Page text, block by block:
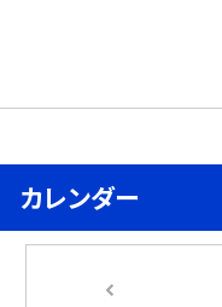
カレンダー